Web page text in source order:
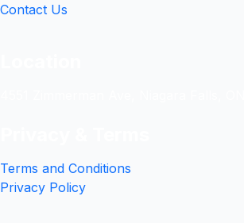
Contact Us
Terms and Conditions
Privacy Policy